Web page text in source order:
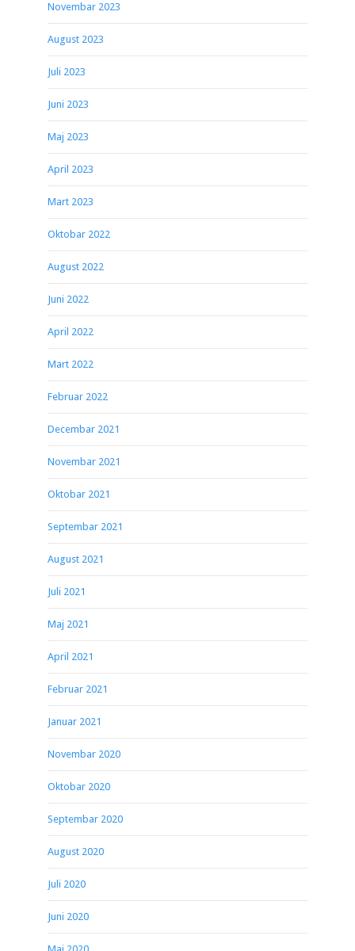
Novembar 2023
August 2023
Juli 2023
Juni 2023
Maj 2023
April 2023
Mart 2023
Oktobar 2022
August 2022
Juni 2022
April 2022
Mart 2022
Februar 2022
Decembar 2021
Novembar 2021
Oktobar 2021
Septembar 2021
August 2021
Juli 2021
Maj 2021
April 2021
Februar 2021
Januar 2021
Novembar 2020
Oktobar 2020
Septembar 2020
August 2020
Juli 2020
Juni 2020